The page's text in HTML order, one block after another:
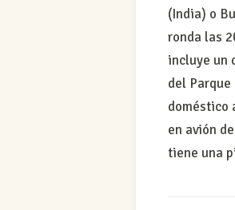
(India) o
ronda las
incluye un
del
doméstico
en avión
tiene una